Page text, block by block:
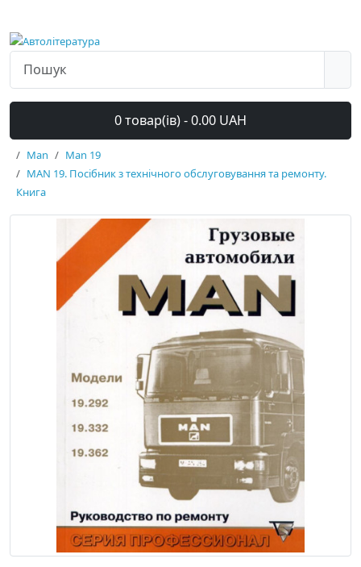
0 товар(ів) - 0.00 UAH
Man
Man 19
MAN 19. Посібник з технічного обслуговування та ремонту.
Книга